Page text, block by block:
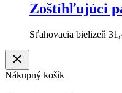
Zoštíhľujúci
Sťahovacia bielizeň
Nákupný košík